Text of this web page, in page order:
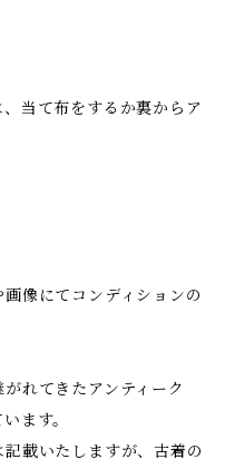
当て布をするか裏からア
像にてコンディションの
れてきたアンティーク
ます。
載いたしますが、古着の